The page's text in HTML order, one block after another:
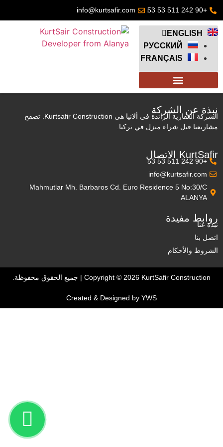
+90 242 511 53 53
info@kurtsafir.com
ENGLISH
РУССКИЙ
FRANÇAIS
نبذة عن الشركة
الشركة العقارية الرائدة في ألانيا هي Kurtsafir Construction. تصفح
مشاريعنا قبل شراء منزل في تركيا.
KurtSafir الاتصال
+90 242 511 53 53
info@kurtsafir.com
Mahmutlar Mh. Barbaros Cd. Euro Residence 5 No:30/C
ALANYA
روابط مفيدة
نبذة عنا
اتصل بنا
الشروط والأحكام
Copyright © 2026 KurtSafir Construction | جميع الحقوق محفوظة.
Created & Designed by YWS